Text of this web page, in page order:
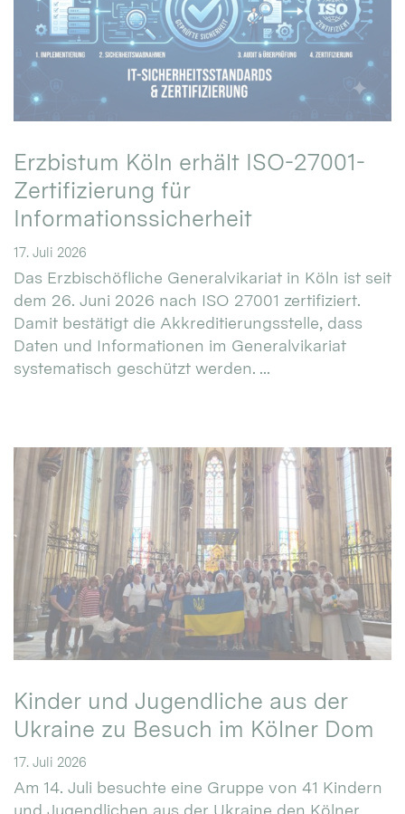
Erzbistum Köln erhält ISO-27001-
Zertifizierung für
Informationssicherheit
17. Juli 2026
Das Erzbischöfliche Generalvikariat in Köln ist seit
dem 26. Juni 2026 nach ISO 27001 zertifiziert.
Damit bestätigt die Akkreditierungsstelle, dass
Daten und Informationen im Generalvikariat
systematisch geschützt werden. ...
Kinder und Jugendliche aus der
Ukraine zu Besuch im Kölner Dom
17. Juli 2026
Am 14. Juli besuchte eine Gruppe von 41 Kindern